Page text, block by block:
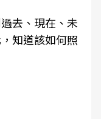
去、現在、未
知道該如何照